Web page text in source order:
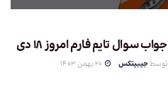
جواب سوال تایم فارم امروز 18 دی
توسط جیبیتکس